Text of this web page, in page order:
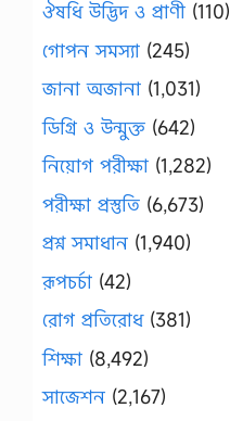
ঔষধি উদ্ভিদ ও প্রাণী (110)
গোপন সমস্যা (245)
জানা অজানা (1,031)
ডিগ্রি ও উন্মুক্ত (642)
নিয়োগ পরীক্ষা (1,282)
পরীক্ষা প্রস্তুতি (6,673)
প্রশ্ন সমাধান (1,940)
রূপচর্চা (42)
রোগ প্রতিরোধ(381)
শিক্ষা (8,492)
সাজেশন (2,167)